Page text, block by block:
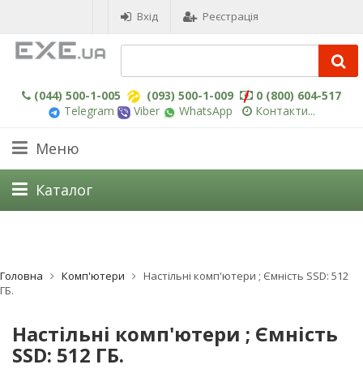
Вхід Реєстрація
(044) 500-1-005 (093) 500-1-009
0 (800) 604-517
Telegram
Viber WhatsApp Контакти...
Меню
Каталог
Головна Комп'ютери
Настільні комп'ютери ; Ємність SSD: 512
ГБ.
Настільні комп'ютери ; Ємність
SSD: 512 ГБ.